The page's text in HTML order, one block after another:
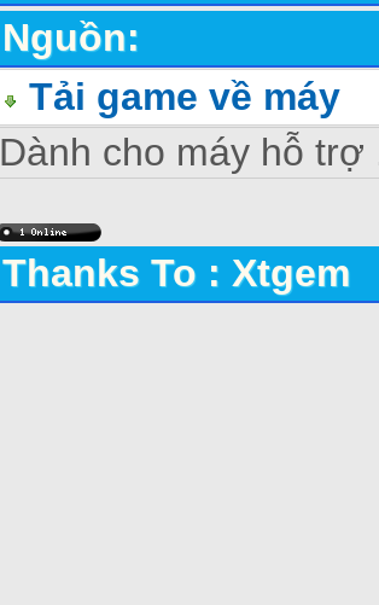
Nguồn:
Tải game về máy
Dành cho máy hỗ trợ
Thanks To : Xtgem